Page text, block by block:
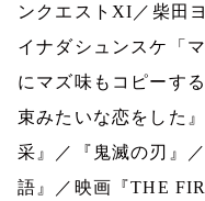
ンクエスト XI ／柴田
イナダシュンスケ「
にマズ味もコピーす
束みたいな恋をした
采』／『鬼滅の刃』
語』／映画『THE